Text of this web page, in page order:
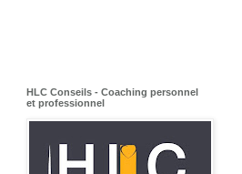
HLC Conseils - Coaching personnel
et professionnel